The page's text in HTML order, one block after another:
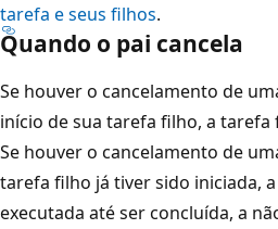
tarefa e seus filhos.
Quando o pai cancela
Se houver o cancelamento de
início de sua tarefa filho, a tarefa
Se houver o cancelamento de
tarefa filho já tiver sido iniciada,
executada até ser concluída, a